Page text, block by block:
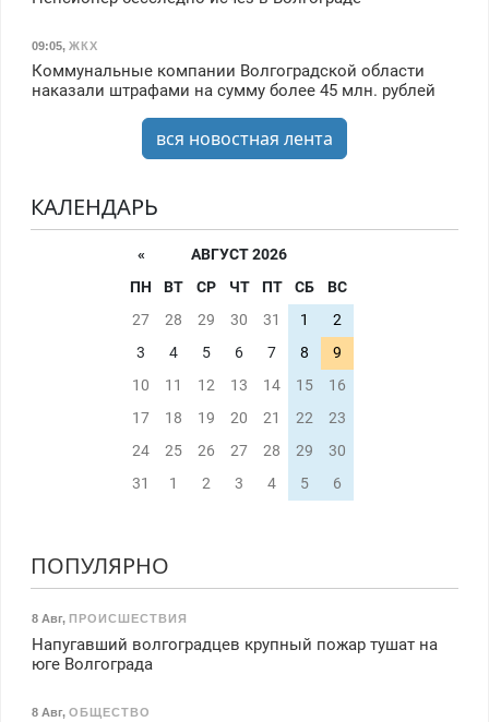
09:05, ЖКХ
Коммунальные компании Волгоградской области
наказали штрафами на сумму более 45 млн. рублей
вся новостная лента
КАЛЕНДАРЬ
«
АВГУСТ 2026
ПН
ВТ СР ЧТ ПТ СБ
ВС
27
28 29 30 31 1
2
3
4 5 6 7 8
9
10
11 12 13 14 15
16
17
18 19 20 21 22
23
24
25 26 27 28 29
30
31
1 2 3 4 5 6
ПОПУЛЯРНО
8 Авг, ПРОИСШЕСТВИЯ
Напугавший волгоградцев крупный пожар тушат на
юге Волгограда
8 Авг, ОБЩЕСТВО